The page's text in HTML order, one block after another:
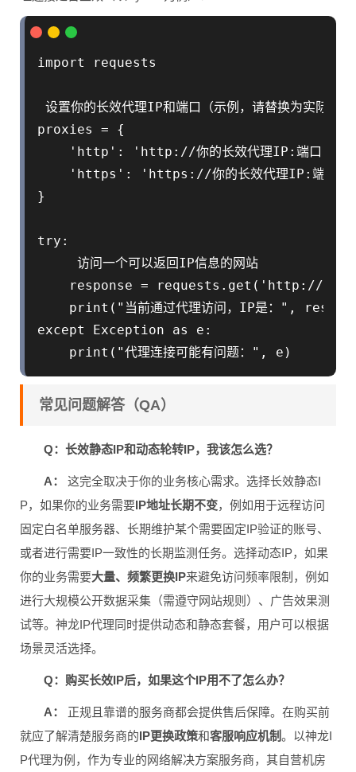
import requests
设置你的长效代理IP和端口（示例，请替换为实际信息
proxies = {
    'http': 'http://你的长效代理IP:端口',
    'https': 'https://你的长效代理IP:端口',
}
try:
     访问一个可以返回IP信息的网站
response = requests.get('http://
print("当前通过代理访问，IP是：",
except Exception as e:
常见问题解答（QA）
Q：长效静态IP和动态轮转IP，我该怎么选？
A：
这完全取决于你的业务核心需求。选择长效静态I
P，如果你的业务需要IP地址长期不变，例如用于远程访问
固定白名单服务器、长期维护某个需要固定IP验证的账号、
或者进行需要IP一致性的长期监测任务。选择动态IP，如果
你的业务需要大量、频繁更换IP来避免访问频率限制，例如
进行大规模公开数据采集（需遵守网站规则）、广告效果测
试等。神龙IP代理同时提供动态和静态套餐，用户可以根据
场景灵活选择。
Q：购买长效IP后，如果这个IP用不了怎么办？
A：
正规且靠谱的服务商都会提供售后保障。在购买前
就应了解清楚服务商的IP更换政策和客服响应机制。以神龙I
P代理为例，作为专业的网络解决方案服务商，其自营机房